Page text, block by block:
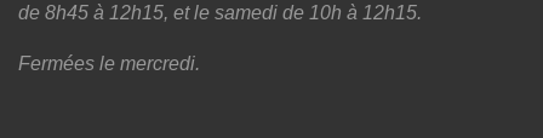
de 8h45 à 12h15, et le samedi de 10h à 12h15.
Fermées le mercredi.